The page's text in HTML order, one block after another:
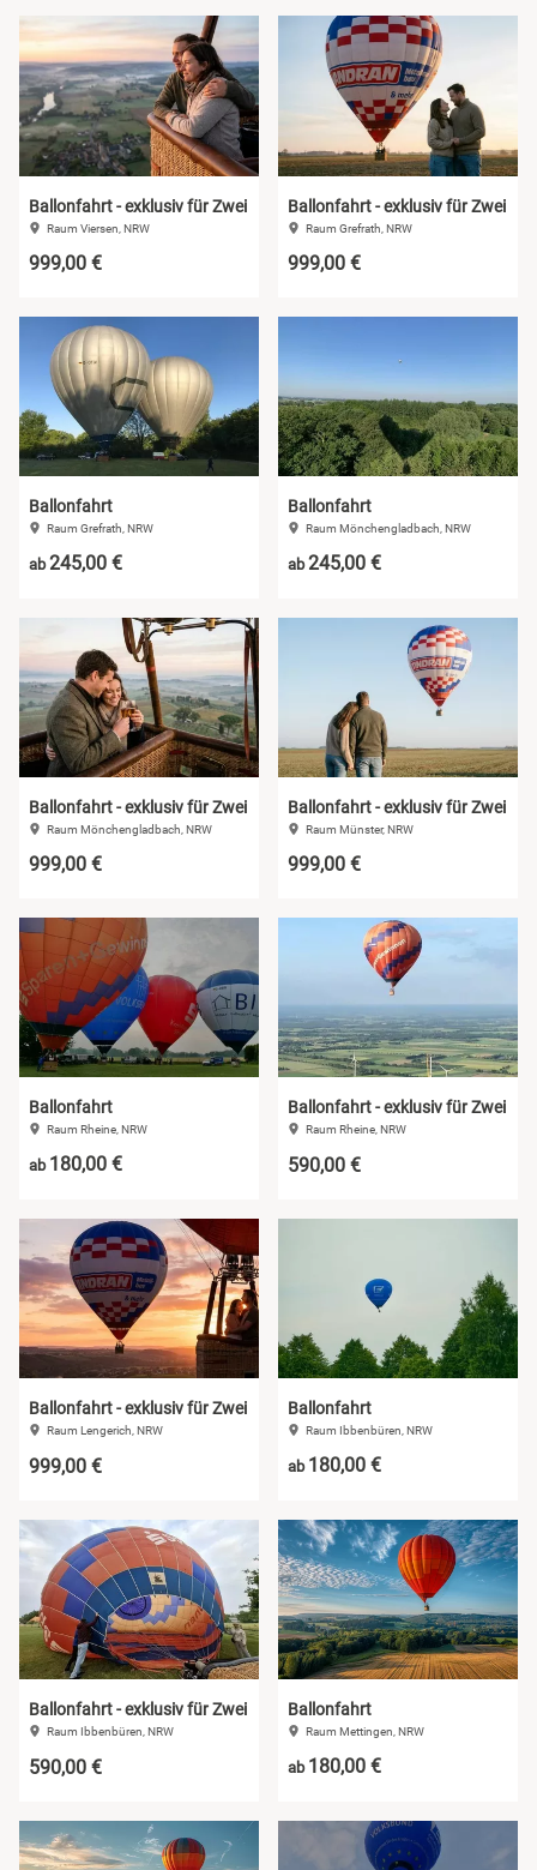
Ballonfahrt - exklusiv für Zwei
Raum Viersen, NRW
999,00 €
Ballonfahrt - exklusiv für Zwei
Raum Grefrath, NRW
999,00 €
Ballonfahrt
Raum Grefrath, NRW
ab245,00 €
Ballonfahrt
Raum Mönchengladbach, NRW
ab245,00 €
Ballonfahrt - exklusiv für Zwei
Raum Mönchengladbach, NRW
999,00 €
Ballonfahrt - exklusiv für Zwei
Raum Münster, NRW
999,00 €
Ballonfahrt
Raum Rheine, NRW
ab 180,00 €
Ballonfahrt - exklusiv für Zwei
Raum Rheine, NRW
590,00 €
Ballonfahrt - exklusiv für Zwei
Raum Lengerich, NRW
999,00 €
Ballonfahrt
Raum Ibbenbüren, NRW
ab 180,00 €
Ballonfahrt - exklusiv für Zwei
Raum Ibbenbüren, NRW
590,00 €
Ballonfahrt
Raum Mettingen, NRW
ab 180,00 €